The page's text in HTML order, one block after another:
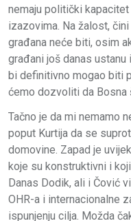
nemaju politički
izazovima. Na žalost,
građana neće biti, osim
građani još danas ustanu
bi definitivno mogao biti
ćemo dozvoliti da Bosna
Tačno je da mi nemamo
poput Kurtija da se
domovine. Zapad je
koje su konstruktivni i
Danas Dodik, ali i Čović
OHR-a i internacionalne
ispunjenju cilja. Možda